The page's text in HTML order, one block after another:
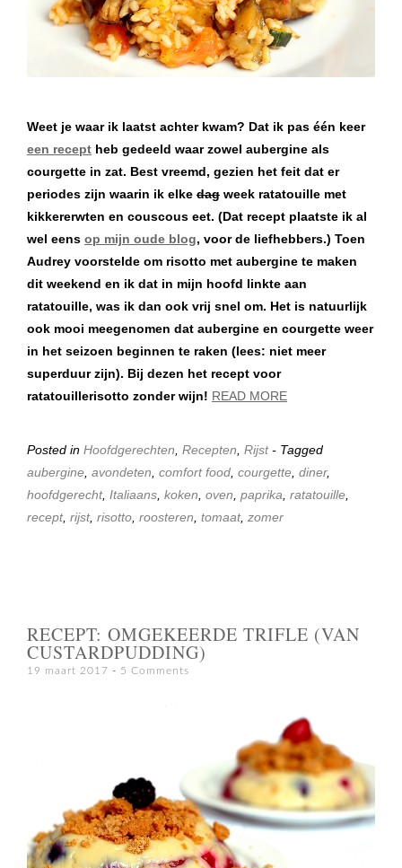
Weet je waar ik laatst achter kwam? Dat ik pas één keer
een recept heb gedeeld waar zowel aubergine als
courgette in zat. Best vreemd, gezien het feit dat er
periodes zijn waarin ik elke dag week ratatouille met
kikkererwten en couscous eet. (Dat recept plaatste ik al
wel eens op mijn oude blog, voor de liefhebbers.) Toen
Audrey voorstelde om risotto met aubergine te maken
dit weekend en ik dat in mijn hoofd linkte aan
ratatouille, was ik dan ook vrij snel om. Het is natuurlijk
ook mooi meegenomen dat aubergine en courgette weer
in het seizoen beginnen te raken (lees: niet meer
superduur zijn). Bij dezen het recept voor
ratatouillerisotto zonder wijn! READ MORE
Posted in Hoofdgerechten Recepten Rijst - Tagged
aubergine avondeten comfort food courgette diner,
hoofdgerecht, Italiaans koken oven paprika ratatouille
recept, rijst, risotto roosteren tomaat, zomer
RECEPT: OMGEKEERDE TRIFLE (VAN
CUSTARDPUDDING)
19 maart 2017 5 Comments